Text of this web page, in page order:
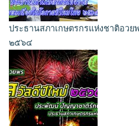
ประธานสภาเกษตรกรแห่งชาติอวย
๒๕๖๔